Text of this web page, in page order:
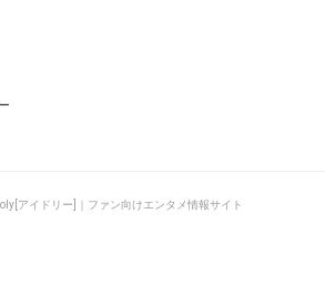
アイドリー]｜ファン向けエンタメ情報サイト